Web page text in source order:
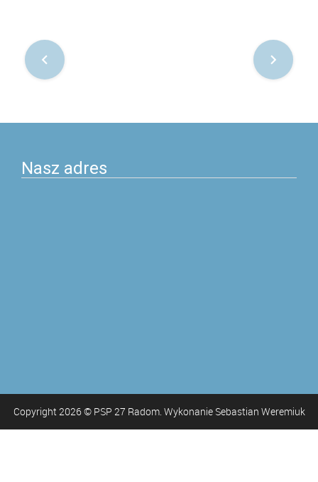
Nawigacja
postach
Nasz adres
Copyright2026© PSP 27 Radom. Wykonanie Sebastian Weremiuk